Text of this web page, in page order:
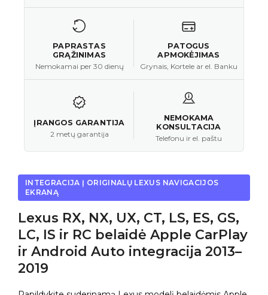
PAPRASTAS
GRĄŽINIMAS
Nemokamai per 30 dienų
PATOGUS
APMOKĖJIMAS
Grynais, Kortele ar el. Banku
ĮRANGOS GARANTIJA
2 metų garantija
NEMOKAMA
KONSULTACIJA
Telefonu ir el. paštu
INTEGRACIJA Į ORIGINALŲ LEXUS NAVIGACIJOS
EKRANĄ
Lexus RX, NX, UX, CT, LS, ES, GS,
LC, IS ir RC belaidė Apple CarPlay
ir Android Auto integracija 2013–
2019